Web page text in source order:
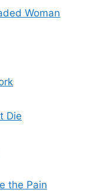
Woman
Die
the Pain